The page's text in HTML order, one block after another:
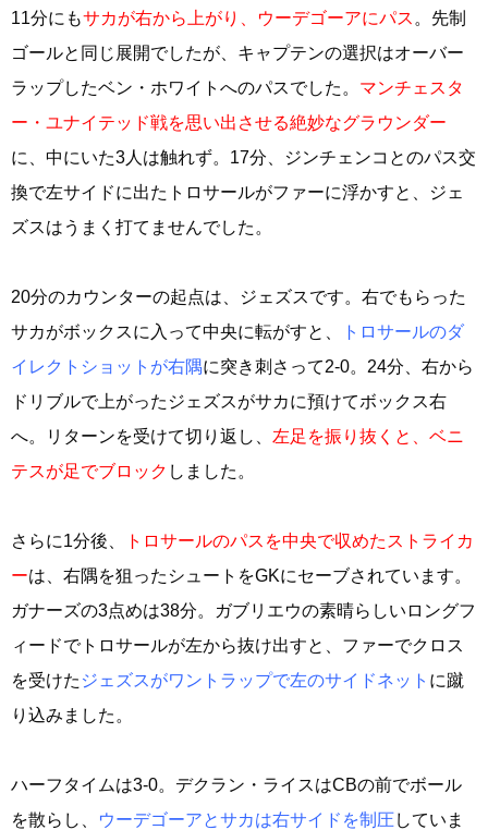
11分にもサカが右から上がり、ウーデゴーアにパス 。先制
ゴールと同じ展開でしたが、キャプテンの選択はオーバー
ラップしたベン・ホワイトへのパスでした。 マンチェスタ
ー・ユナイテッド戦を思い出させる絶妙なグラウンダー
に、中にいた3人は触れず。17分、ジンチェンコとのパス交
換で左サイドに出たトロサールがファーに浮かすと、ジェ
ズスはうまく打てませんでした。
20分のカウンターの起点は、ジェズスです。右でもらった
サカがボックスに入って中央に転がすと、
トロサールのダ
イレクトショットが右隅に突き刺さって2-0。24分、右から
ドリブルで上がったジェズスがサカに預けてボックス右
へ。リターンを受けて切り返し、 左足を振り抜くと、ベニ
テスが足でブロック しました。
さらに1分後、
トロサールのパスを中央で収めたストライカ
ーは、右隅を狙ったシュートをGKにセーブされています。
ガナーズの3点めは38分。ガブリエウの素晴らしいロングフ
ィードでトロサールが左から抜け出すと、ファーでクロス
を受けた ジェズスがワントラップで左のサイドネット に蹴
り込みました。
ハーフタイムは3-0。デクラン・ライスはCBの前でボール
を散らし、
ウーデゴーアとサカは右サイドを制圧していま